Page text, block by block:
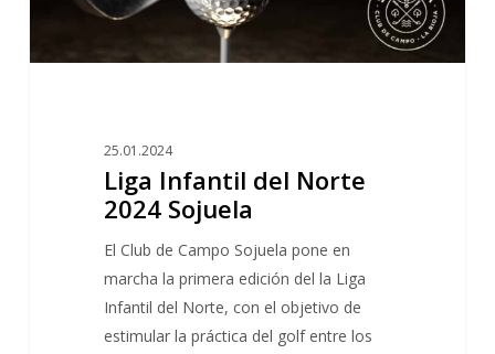
25.01.2024
Liga Infantil del Norte
2024 Sojuela
El Club de Campo Sojuela pone en
marcha la primera edición del la Liga
Infantil del Norte, con el objetivo de
estimular la práctica del golf entre los